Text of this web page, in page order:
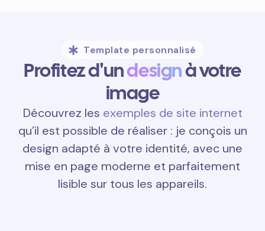
Template personnalisé
Profitez d'undesignà votre
image
Découvrez les exemples de site internet
qu’il est possible de réaliser : je conçois un
design adapté à votre identité, avec une
mise en page moderne et parfaitement
lisible sur tous les appareils.